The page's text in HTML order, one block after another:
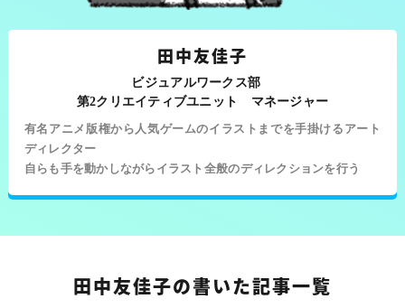
田中友佳子
ビジュアルワークス部
第2クリエイティブユニット マネージャー
有名アニメ版権から人気ゲームのイラストまでを手掛けるアート
ディレクター
自らも手を動かしながらイラスト全般のディレクションを行う
田中友佳子の書いた記事一覧